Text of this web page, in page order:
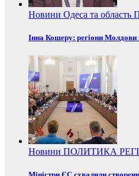
Новини Одеса та область
Інна Кошеру: регіони Молдови
Новини ПОЛИТИКА